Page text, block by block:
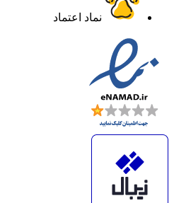
نماد اعتماد